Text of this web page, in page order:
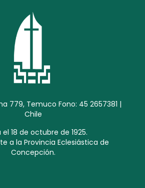
779, Temuco Fono: 45 2657381 |
Chile
el 18 de octubre de 1925.
a la Provincia Eclesiástica de
Concepción.